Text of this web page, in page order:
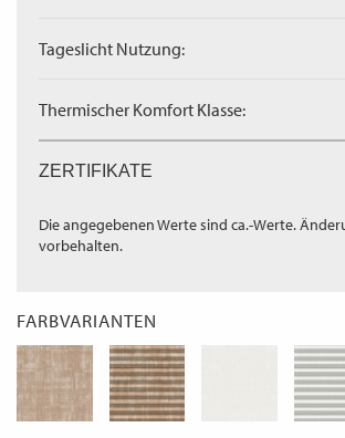
Tageslicht Nutzung:
Thermischer Komfort Klasse:
ZERTIFIKATE
Die angegebenen Werte sind ca.-Werte.
vorbehalten.
FARBVARIANTEN